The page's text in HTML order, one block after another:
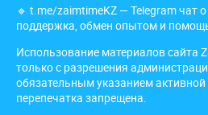
🔹 t.me/zaimtimeKZ — Telegram чат
поддержка, обмен опытом и
Использование материалов сайта
только с разрешения
обязательным указанием
перепечатка запрещена.